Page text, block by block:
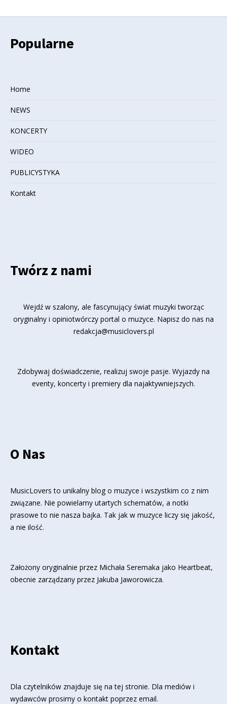
Popularne
Home
NEWS
KONCERTY
WIDEO
PUBLICYSTYKA
Kontakt
Twórz z nami
Wejdź w szalony, ale fascynujący świat muzyki tworząc
oryginalny i opiniotwórczy portal o muzyce. Napisz do nas na
redakcja@musiclovers.pl
Zdobywaj doświadczenie, realizuj swoje pasje. Wyjazdy na
eventy, koncerty i premiery dla najaktywniejszych.
O Nas
MusicLovers to unikalny blog o muzyce i wszystkim co z nim
związane. Nie powielamy utartych schematów, a notki
prasowe to nie nasza bajka. Tak jak w muzyce liczy się jakość,
a nie ilość.
Założony oryginalnie przez Michała Seremaka jako Heartbeat,
obecnie zarządzany przez Jakuba Jaworowicza.
Kontakt
Dla czytelników znajduje się na tej stronie. Dla mediów i
wydawców prosimy o kontakt poprzez email.